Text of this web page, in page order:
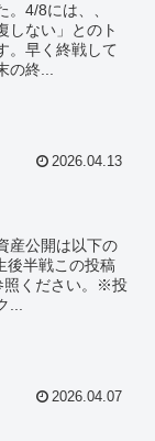
4/8には、、
しない」とのト
。早く終戦して
終...
2026.04.13
産公開は以下の
後半戦この投稿
照ください。※投
...
2026.04.07